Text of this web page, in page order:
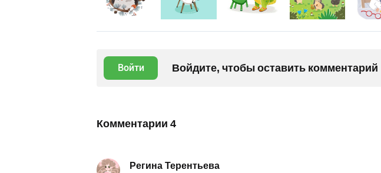
Войти Войдите, чтобы оставить комментарий
Комментарии 4
Регина Терентьева